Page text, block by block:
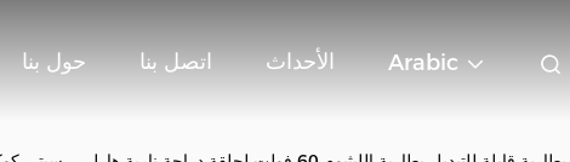
حول بنا اتصل بنا الأحداث Arabic